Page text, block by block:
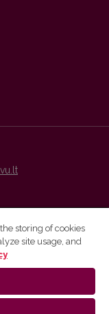
are distributed by
storing of cookies
site usage, and